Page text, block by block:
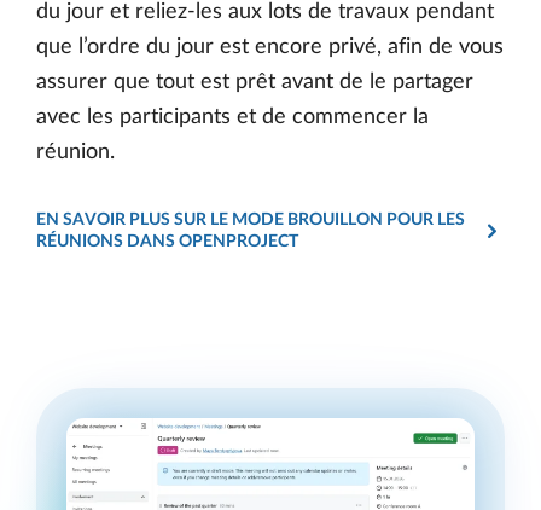
du jour et reliez-les aux lots de travaux pendant
que l’ordre du jour est encore privé, afin de vous
assurer que tout est prêt avant de le partager
avec les participants et de commencer la
réunion.
EN SAVOIR PLUS SUR LE MODE BROUILLON POUR LES
RÉUNIONS DANS OPENPROJECT